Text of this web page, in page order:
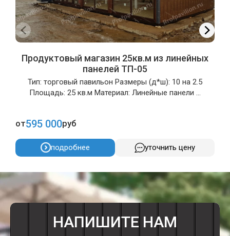
Продуктовый магазин 25кв.м из линейных
панелей ТП-05
Тип: торговый павильон Размеры (д*ш): 10 на 2.5
Площадь: 25 кв.м Материал: Линейные панели ...
от595 000руб
подробнее уточнить цену
НАПИШИТЕ НАМ